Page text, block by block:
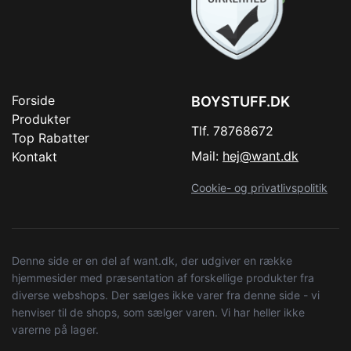
Forside
Produkter
Top Rabatter
Kontakt
BOYSTUFF.DK
Tlf. 78768672
Mail: hej@want.dk
Cookie- og privatlivspolitik
Denne side er en del af want.dk, der udgiver en række
hjemmesider med præsentation af forskellige produkter fra
diverse webshops. Der sælges ikke varer fra denne side - vi
henviser til de shops, som sælger varen. Vi har heller ikke
varerne på lager.